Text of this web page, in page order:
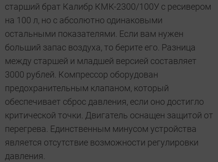
старший брат Калибр КМК-2300/100У с ресивером
на 100 л, но с абсолютно одинаковыми
остальными показателями. Если вам нужен
больший запас воздуха, то берите его. Разница
между старшей и младшей версией составляет
3000 рублей. Компрессор оборудован
предохранительным клапаном, который
обеспечивает сброс давления, если оно достигло
критической точки. Двигатель оснащен защитой от
перегрева. Единственным минусом устройства
является отсутствие возможности регулировки
давления.